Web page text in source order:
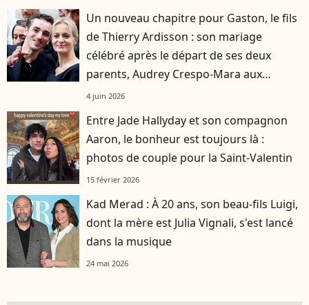
Un nouveau chapitre pour Gaston, le fils
de Thierry Ardisson : son mariage
célébré après le départ de ses deux
parents, Audrey Crespo-Mara aux
premières loges
4 juin 2026
Entre Jade Hallyday et son compagnon
Aaron, le bonheur est toujours là :
photos de couple pour la Saint-Valentin
15 février 2026
Kad Merad : À 20 ans, son beau-fils Luigi,
dont la mère est Julia Vignali, s'est lancé
dans la musique
24 mai 2026